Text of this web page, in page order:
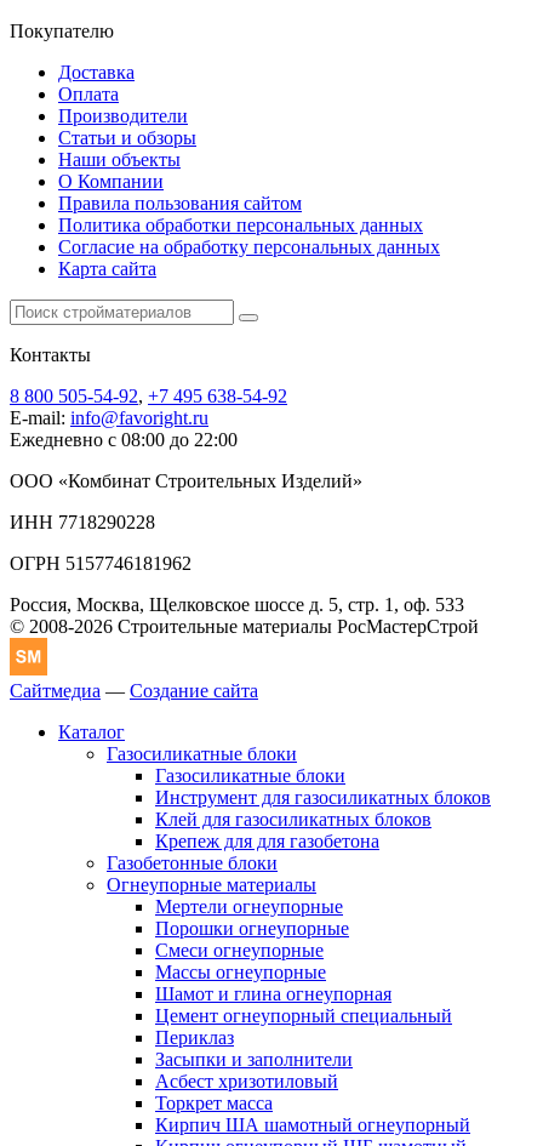
Покупателю
Доставка
Оплата
Производители
Статьи и обзоры
Наши объекты
О Компании
Правила пользования сайтом
Политика обработки персональных данных
Согласие на обработку персональных данных
Карта сайта
Контакты
8 800 505-54-92, +7 495 638-54-92
E-mail: info@favoright.ru
Ежедневно с 08:00 до 22:00
ООО «Комбинат Строительных Изделий»
ИНН 7718290228
ОГРН 5157746181962
Россия, Москва, Щелковское шоссе д. 5, стр. 1, оф. 533
© 2008-2026 Строительные материалы РосМастерСтрой
Сайтмедиа — Создание сайта
Каталог
Газосиликатные блоки
Газосиликатные блоки
Инструмент для газосиликатных блоков
Клей для газосиликатных блоков
Крепеж для для газобетона
Газобетонные блоки
Огнеупорные материалы
Мертели огнеупорные
Порошки огнеупорные
Смеси огнеупорные
Массы огнеупорные
Шамот и глина огнеупорная
Цемент огнеупорный специальный
Периклаз
Засыпки и заполнители
Асбест хризотиловый
Торкрет масса
Кирпич ША шамотный огнеупорный